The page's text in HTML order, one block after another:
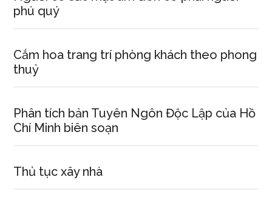
phú quý
Cắm hoa trang trí phòng khách theo phong
thuỷ
Phân tích bản Tuyên Ngôn Độc Lập của Hồ
Chí Minh biên soạn
Thủ tục xây nhà